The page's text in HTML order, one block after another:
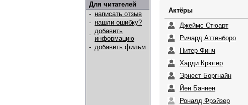
Для читателей
- написать отзыв
- нашли ошибку?
- добавить
информацию
- добавить фильм
Актёры
Джеймс Стюарт
Ричард Аттенборо
Питер Финч
Харди Крюгер
Эрнест Боргнайн
Йен Баннен
Роналд Фрэйзер